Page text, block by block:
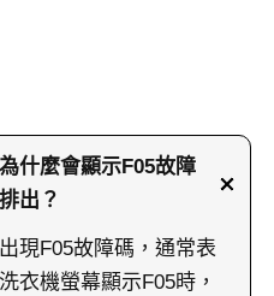
什麼會顯示F05故障
出？
現F05故障碼，通常表
衣機螢幕顯示F05時，